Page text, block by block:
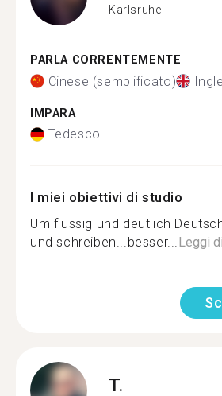
Karlsruhe
PARLA CORRENTEMENTE
Cinese (semplificato)
IMPARA
Tedesco
I miei obiettivi di studio
Um flüssig und deutlich
und schreiben...besser...Leggi
T.